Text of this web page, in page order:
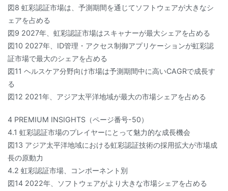
図8 虹彩認証市場は、予測期間を通じてソフトウェアが大きなシ
ェアを占める
図9 2027年、虹彩認証市場はスキャナーが最大シェアを占める
図10 2027年、ID管理・アクセス制御アプリケーションが虹彩認
証市場で最大のシェアを占める
図11 ヘルスケア分野向け市場は予測期間中に高いCAGRで成長す
る
図12 2021年、アジア太平洋地域が最大の市場シェアを占める
4 PREMIUM INSIGHTS（ページ番号-50）
4.1 虹彩認証市場のプレイヤーにとって魅力的な成長機会
図13 アジア太平洋地域における虹彩認証技術の採用拡大が市場成
長の原動力
4.2 虹彩認証市場、コンポーネント別
図14 2022年、ソフトウェアがより大きな市場シェアを占める